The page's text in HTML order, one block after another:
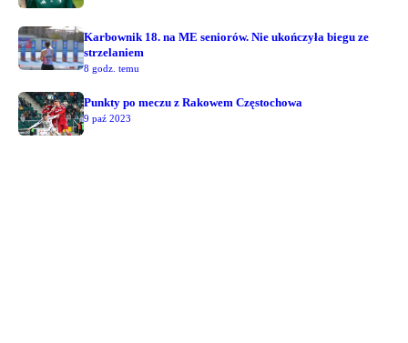
Karbownik 18. na ME seniorów. Nie ukończyła biegu ze
strzelaniem
8 godz. temu
Punkty po meczu z Rakowem Częstochowa
9 paź 2023